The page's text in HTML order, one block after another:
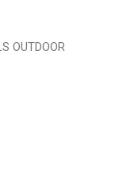
OUTDOOR